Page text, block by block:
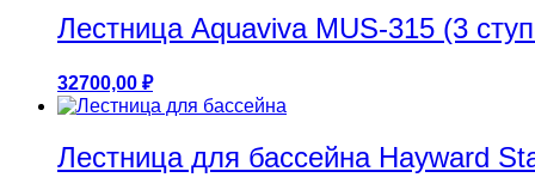
Лестница Aquaviva MUS-315 (3
32700,00 ₽
Лестница для бассейна Hayward